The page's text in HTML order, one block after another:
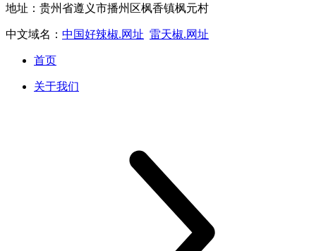
地址：贵州省遵义市播州区枫香镇枫元村
中文域名： 中国好辣椒.网址 雷天椒.网址
首页
关于我们